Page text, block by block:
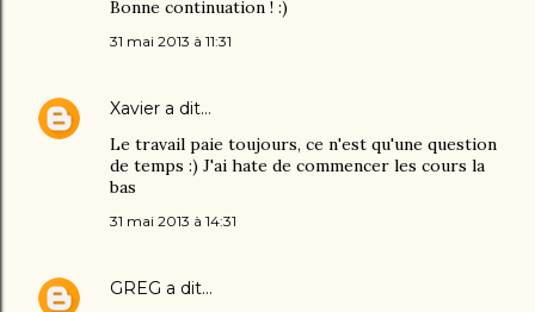
Bonne continuation ! :)
31 mai 2013 à 11:31
Xavier a dit…
Le travail paie toujours, ce n'est qu'une question
de temps :) J'ai hate de commencer les cours la
bas
31 mai 2013 à 14:31
GREG a dit…